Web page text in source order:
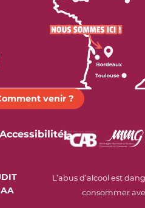
venir ?
L’abus d’alcool est
consommer